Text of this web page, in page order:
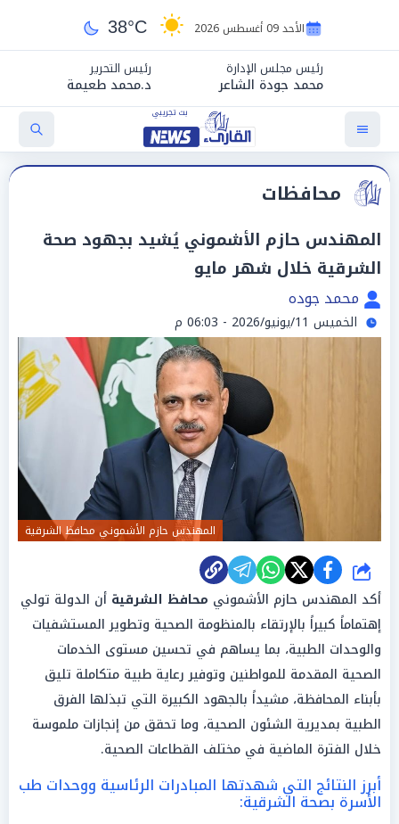
الأحد 09 أغسطس 2026 38°C
رئيس مجلس الإدارة
محمد جودة الشاعر
رئيس التحرير
د.محمد طعيمة
محافظات
المهندس حازم الأشموني يُشيد بجهود صحة
الشرقية خلال شهر مايو
محمد جوده
الخميس 11/يونيو/2026 - 06:03 م
المهندس حازم الأشموني محافظ الشرقية
شارك
أكد المهندس حازم الأشموني محافظ الشرقية أن الدولة تولي
إهتماماً كبيراً بالإرتقاء بالمنظومة الصحية وتطوير المستشفيات
والوحدات الطبية، بما يساهم في تحسين مستوى الخدمات
الصحية المقدمة للمواطنين وتوفير رعاية طبية متكاملة تليق
بأبناء المحافظة، مشيداً بالجهود الكبيرة التي تبذلها الفرق
الطبية بمديرية الشئون الصحية، وما تحقق من إنجازات ملموسة
خلال الفترة الماضية في مختلف القطاعات الصحية.
أبرز النتائج التي شهدتها المبادرات الرئاسية ووحدات طب
الأسرة بصحة الشرقية: